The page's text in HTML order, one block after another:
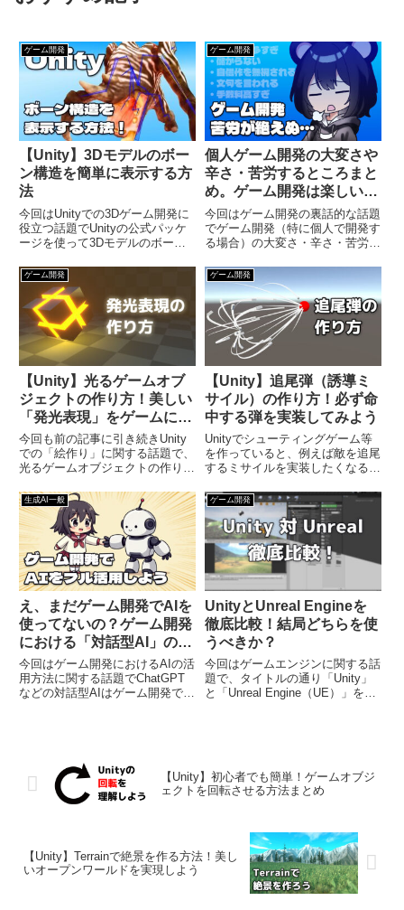
ゲーム開発
【Unity】3Dモデルのボー
ン構造を簡単に表示する方
法
今回はUnityでの3Dゲーム開発に
役立つ話題でUnityの公式パッケ
ージを使って3Dモデルのボーン
介するという内容になっておりま
す。Unityで3Dゲームを作ってい
ると、キャラクターのボーンを弄
って武器を持た...
ゲーム開発
個人ゲーム開発の大変さや
辛さ・苦労するところまと
め。ゲーム開発は楽しいけ
ど楽じゃない！
今回はゲーム開発の裏話的な話題
でゲーム開発（特に個人で開発す
る場合）の大変さ・辛さ・苦労す
みようという内容になっておりま
す。ゲーム開発というと、一般の
方からすればもしかしたら一般の
人ゲームなんて簡単に作れそう
だ...
ゲーム開発
【Unity】光るゲームオブ
ジェクトの作り方！美しい
「発光表現」をゲームに導
入しよう
今回も前の記事に引き続きUnity
での「絵作り」に関する話題で、
光るゲームオブジェクトの作り方
います。Unityでゲームを作って
いると、例えば 燃え盛る炎が光
を放っている 暗闇で敵キャラの
目がギラリと光るといっ...
ゲーム開発
【Unity】追尾弾（誘導ミ
サイル）の作り方！必ず命
中する弾を実装してみよう
Unityでシューティングゲーム等
を作っていると、例えば敵を追尾
するミサイルを実装したくなるこ
尾弾は意外と作るのが難しいの
で、初心者の方にとってはなかな
か実装しづらいのではないでしょ
うか。そこでここではなるべく...
生成AI一般
え、まだゲーム開発でAIを
使ってないの？ゲーム開発
における「対話型AI」の具
体的な活用方法や注意点ま
とめ
今回はゲーム開発におけるAIの活
用方法に関する話題でChatGPT
などの対話型AIはゲーム開発でガ
使う場合は慎重...
ゲーム開発
UnityとUnreal Engineを
徹底比較！結局どちらを使
うべきか？
今回はゲームエンジンに関する話
題で、タイトルの通り「Unity」
と「Unreal Engine（UE）」を徹
【Unity】初心者でも簡単！ゲームオブジ
ェクトを回転させる方法まとめ
【Unity】Terrainで絶景を作る方法！美し
いオープンワールドを実現しよう